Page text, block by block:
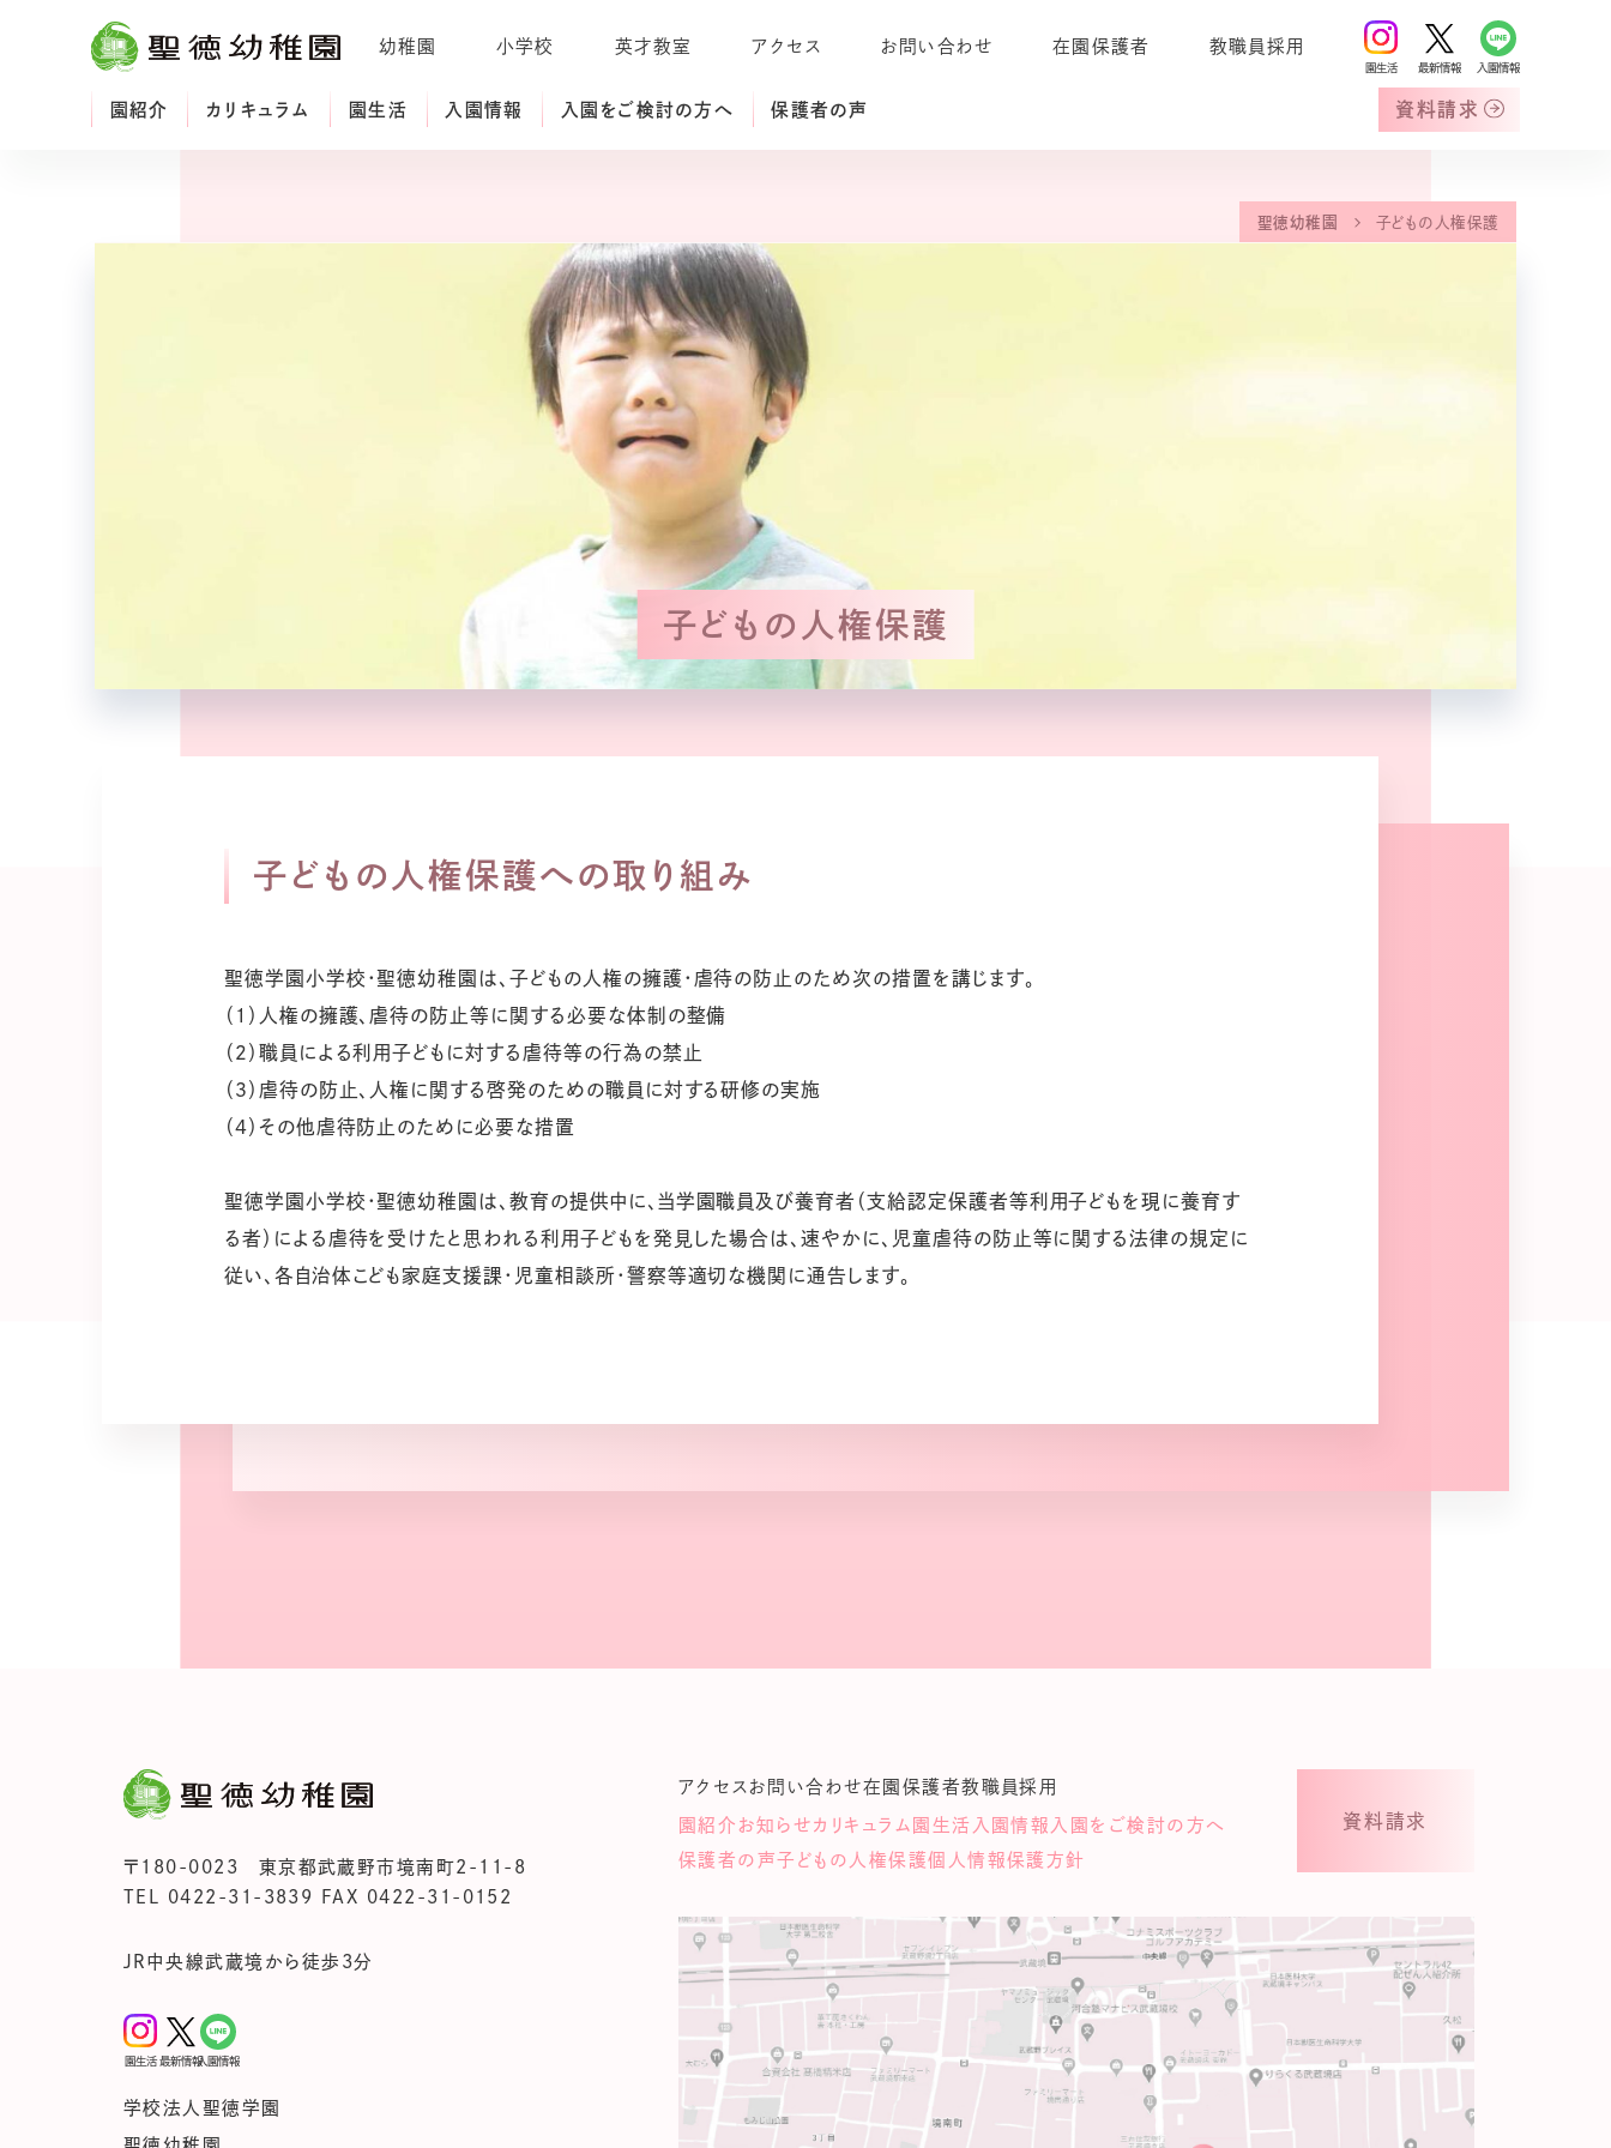
幼稚園 小学校 英才教室 アクセス お問い合わせ 在園保護者 教職員採用
園生活 最新情報 入園情報
園紹介 カリキュラム 園生活 入園情報 入園をご検討の方へ 保護者の声 資料請求
聖徳幼稚園 子どもの人権保護
子どもの人権保護
子どもの人権保護への取り組み
聖徳学園小学校・聖徳幼稚園は、子どもの人権の擁護・虐待の防止のため次の措置を講じます。
（１）人権の擁護、虐待の防止等に関する必要な体制の整備
（２）職員による利用子どもに対する虐待等の行為の禁止
（３）虐待の防止、人権に関する啓発のための職員に対する研修の実施
（４）その他虐待防止のために必要な措置
聖徳学園小学校・聖徳幼稚園は、教育の提供中に、当学園職員及び養育者（支給認定保護者等利用子どもを現に養育す
る者）による虐待を受けたと思われる利用子どもを発見した場合は、速やかに、児童虐待の防止等に関する法律の規定に
従い、各自治体こども家庭支援課・児童相談所・警察等適切な機関に通告します。
〒180-0023 東京都武蔵野市境南町2-11-8
TEL 0422-31-3839 FAX 0422-31-0152
JR中央線武蔵境から徒歩3分
園生活 最新情報入園情報
学校法人聖徳学園
アクセス お問い合わせ在園保護者教職員採用
園紹介 お知らせ カリキュラム 園生活 入園情報 入園をご検討の方へ
保護者の声子どもの人権保護個人情報保護方針
資料請求